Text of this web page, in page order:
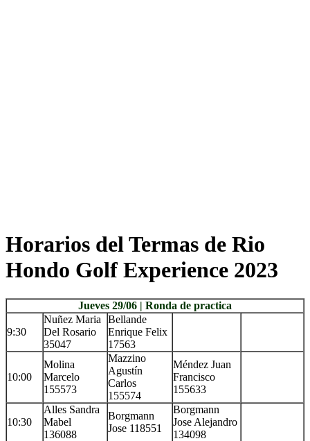
Horarios del Termas de Rio
Hondo Golf Experience 2023
Jueves 29/06 | Ronda de practica
9:30
Nuñez Maria
Del Rosario
35047
Bellande
Enrique Felix
17563
10:00
Molina
Marcelo
155573
Mazzino
Agustín
Carlos
155574
Méndez Juan
Francisco
155633
10:30
Alles Sandra
Mabel
136088
Borgmann
Jose 118551
Borgmann
Jose Alejandro
134098